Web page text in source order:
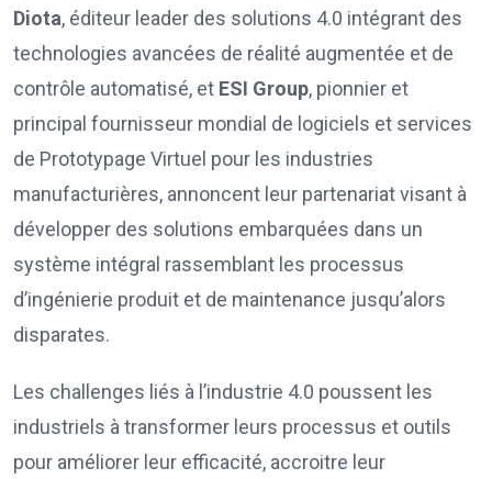
Diota, éditeur leader des solutions 4.0 intégrant des
technologies avancées de réalité augmentée et de
contrôle automatisé, et ESI Group, pionnier et
principal fournisseur mondial de logiciels et services
de Prototypage Virtuel pour les industries
manufacturières, annoncent leur partenariat visant à
développer des solutions embarquées dans un
système intégral rassemblant les processus
d’ingénierie produit et de maintenance jusqu’alors
disparates.
Les challenges liés à l’industrie 4.0 poussent les
industriels à transformer leurs processus et outils
pour améliorer leur efficacité, accroitre leur